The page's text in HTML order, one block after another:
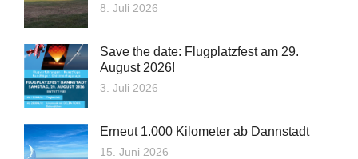
8. Juli 2026
Save the date: Flugplatzfest am 29.
August 2026!
3. Juli 2026
Erneut 1.000 Kilometer ab Dannstadt
15. Juni 2026